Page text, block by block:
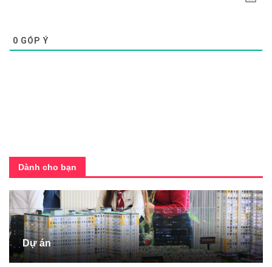
0 GÓP Ý
Dành cho bạn
Dự án